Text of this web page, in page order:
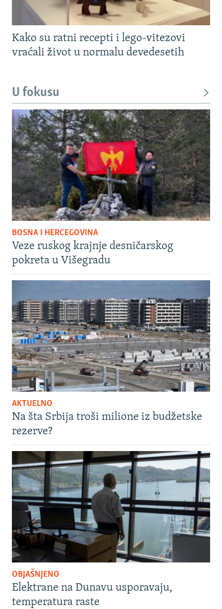
Kako su ratni recepti i lego-vitezovi
vraćali život u normalu devedesetih
U fokusu
BOSNA I HERCEGOVINA
Veze ruskog krajnje desničarskog
pokreta u Višegradu
AKTUELNO
Na šta Srbija troši milione iz budžetske
rezerve?
OBJAŠNJENO
Elektrane na Dunavu usporavaju,
temperatura raste